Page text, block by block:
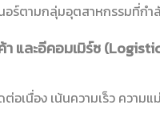
นอร์ตามกลุ่มอุตสาหกรรมที่ก
และอีคอมเมิร์ซ
อเนื่อง เน้นความเร็ว ควา